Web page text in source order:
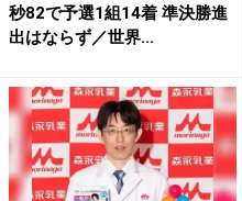
秒82で予選1組14着 準決勝進
出はならず／世界...